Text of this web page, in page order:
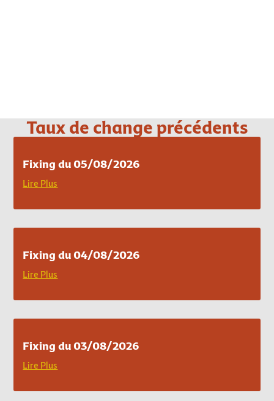
Taux de change précédents
Fixing du 05/08/2026
Lire Plus
Fixing du 04/08/2026
Lire Plus
Fixing du 03/08/2026
Lire Plus